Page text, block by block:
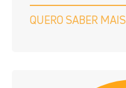
QUERO SABER MAIS